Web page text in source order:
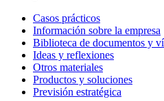
Casos prácticos
Información sobre la empresa
Biblioteca de documentos y
Ideas y reflexiones
Otros materiales
Productos y soluciones
Previsión estratégica